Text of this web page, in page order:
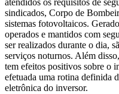
atendidos os requisitos de
sindicados, Corpo de
sistemas fotovoltaicos.
operados e mantidos com
ser realizados durante o dia,
serviços noturnos. Além
tem efeitos positivos sobre o
efetuada uma rotina definida
eletrônica do inversor.